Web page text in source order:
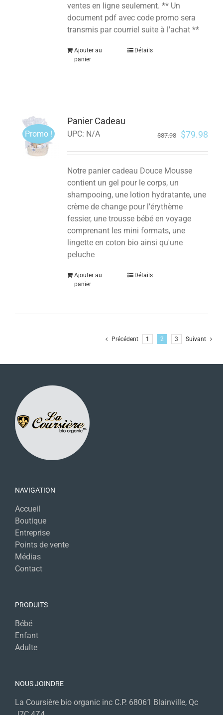
ventes en ligne seulement. ** Un
document pdf avec code promo sera
transmis par courriel suite à l'achat **
Ajouter au
panier
Détails
Promo !
Panier Cadeau
UPC: N/A $87.98 $79.98
Notre panier cadeau Douce Mousse
contient un gel pour le corps, un
shampooing, une lotion hydratante, une
crème de change pour l’érythème
fessier, une trousse bébé en voyage
comprenant les mini formats, une
lingette en coton bio ainsi qu'une
peluche
Ajouter au
panier
Détails
Précédent 1 2 3 Suivant
NAVIGATION
Accueil
Boutique
Entreprise
Points de vente
Médias
Contact
PRODUITS
Bébé
Enfant
Adulte
NOUS JOINDRE
La Coursière bio organic inc C.P. 68061 Blainville, Qc